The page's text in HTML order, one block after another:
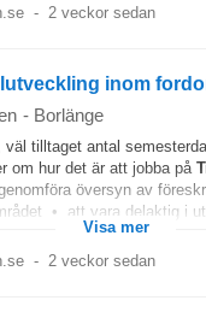
- 2 veckor sedan
inom
- Borlänge
väl tilltaget antal
om hur det är att jobba på
översyn av
• att vara delaktig i
Visa mer
- 2 veckor sedan